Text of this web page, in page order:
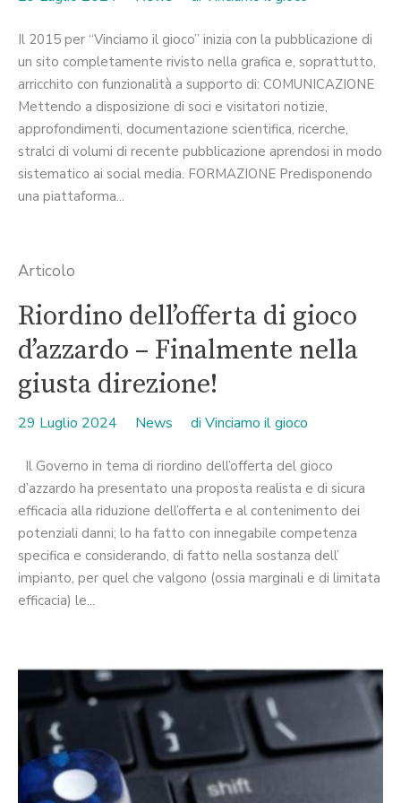
Il 2015 per “Vinciamo il gioco” inizia con la pubblicazione di
un sito completamente rivisto nella grafica e, soprattutto,
arricchito con funzionalità a supporto di: COMUNICAZIONE
Mettendo a disposizione di soci e visitatori notizie,
approfondimenti, documentazione scientifica, ricerche,
stralci di volumi di recente pubblicazione aprendosi in modo
sistematico ai social media. FORMAZIONE Predisponendo
una piattaforma...
Articolo
Riordino dell’offerta di gioco
d’azzardo – Finalmente nella
giusta direzione!
29 Luglio 2024 News di Vinciamo il gioco
Il Governo in tema di riordino dell’offerta del gioco
d’azzardo ha presentato una proposta realista e di sicura
efficacia alla riduzione dell’offerta e al contenimento dei
potenziali danni; lo ha fatto con innegabile competenza
specifica e considerando, di fatto nella sostanza dell’
impianto, per quel che valgono (ossia marginali e di limitata
efficacia) le...